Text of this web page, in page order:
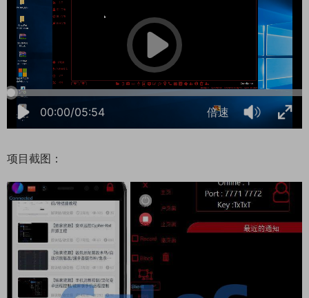
00:00/05:54 倍速
项目截图：